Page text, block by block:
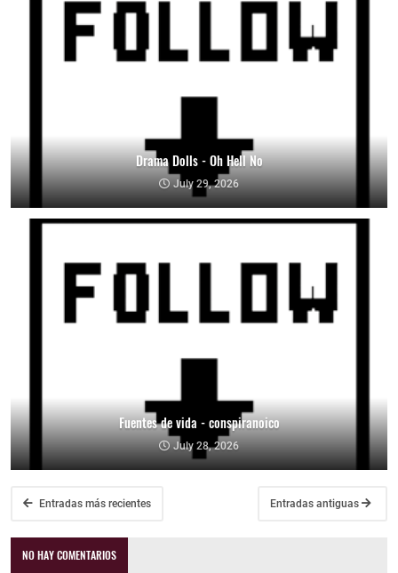
Drama Dolls - Oh Hell No
July 29, 2026
Fuentes de vida - conspiranoico
July 28, 2026
Entradas más recientes Entradas antiguas
NO HAY COMENTARIOS